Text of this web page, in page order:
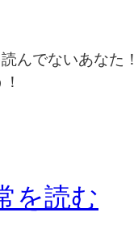
んでないあなた！
を読む